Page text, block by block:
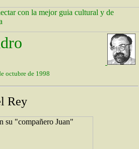
octubre de 1998
Rey